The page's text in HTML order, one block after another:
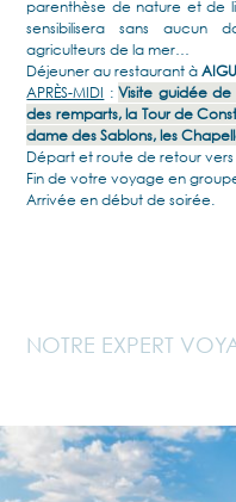
parenthèse de nature et de
sensibilisera sans aucun
agriculteurs de la mer…
Déjeuner au restaurant à
APRÈS-MIDI :Visite guidée
des remparts, la Tour de
dame des Sablons, les
Départ et route de retour
Fin de votre voyage en
Arrivée en début de soirée.
NOTRE EXPERT